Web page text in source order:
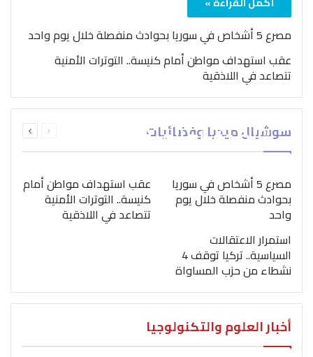
مصرع 5 أشخاص في سوريا بحوادث منفصلة خلال يوم واحد
عقب استهداف مواطن أمام كنيسة.. التوترات الأمنية
تتصاعد في اللاذقية
سوشيال ميديا وفضائيات الصفحةالصفحة
بمناسبة اليوم الدولي..
“الصحة العالمية” تؤكد
ضرورة اتباع نهج متكامل
لمواجهة إدمان المخدرات
مصرع 5 أشخاص في سوريا
بحوادث منفصلة خلال يوم
واحد
عقب استهداف مواطن أمام
كنيسة.. التوترات الأمنية
تتصاعد في اللاذقية
استمرار الاعتقالات
السياسية.. تركيا توقف 4
نشطاء من حزب المساواة
أخبار العلوم والتكنولوجيا